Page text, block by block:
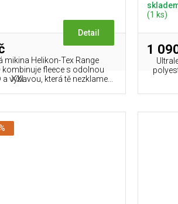
Detail
mikina Helikon-Tex Range
fleece s odolnou
výbavou, která tě nezklame...
XXL
(1 ks)
1